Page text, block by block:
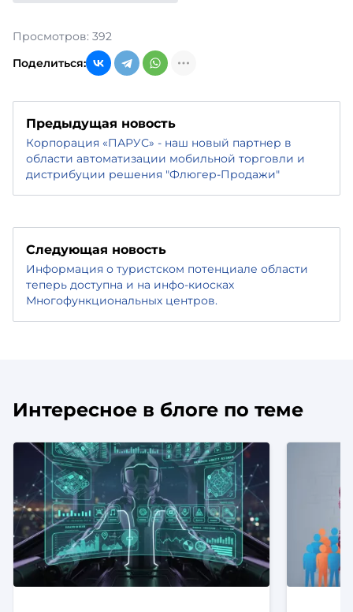
Просмотров: 392
Поделиться:
Предыдущая новость
Корпорация «ПАРУС» - наш новый партнер в
области автоматизации мобильной торговли и
дистрибуции решения "Флюгер-Продажи"
Следующая новость
Информация о туристском потенциале области
теперь доступна и на инфо-киосках
Многофункциональных центров.
Интересное в блоге по теме